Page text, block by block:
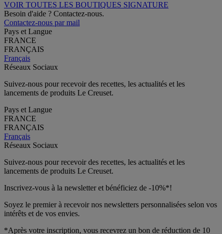
VOIR TOUTES LES BOUTIQUES SIGNATURE
Besoin d'aide ? Contactez-nous.
Contactez-nous par mail
Pays et Langue
FRANCE
FRANÇAIS
Français
Réseaux Sociaux
Suivez-nous pour recevoir des recettes, les actualités et les
lancements de produits Le Creuset.
Pays et Langue
FRANCE
FRANÇAIS
Français
Réseaux Sociaux
Suivez-nous pour recevoir des recettes, les actualités et les
lancements de produits Le Creuset.
Inscrivez-vous à la newsletter et bénéficiez de -10%*!
Soyez le premier à recevoir nos newsletters personnalisées selon vos
intérêts et de vos envies.
*Après votre inscription, vous recevrez un bon de réduction de 10